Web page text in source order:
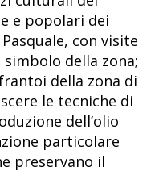
e popolari dei
con visite
della zona;
della zona di
le tecniche di
dell’olio
particolare
preservano il